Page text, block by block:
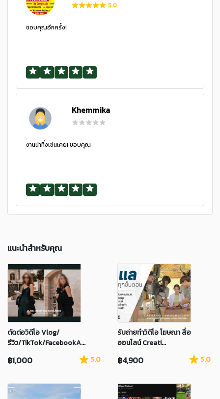
5.0
ขอบคุณอีกครั้ง!
Khemmika
งานน่าทึ่งเช่นเคย! ขอบคุณ
แนะนำสำหรับคุณ
ตัดต่อวิดีโอ Vlog/
รีวิว/TikTok/FacebookA...
฿1,000 5.0
รับถ่ายทำวิดีโอ โฆษณา สื่อ
ออนไลน์ Creati...
฿4,900 5.0